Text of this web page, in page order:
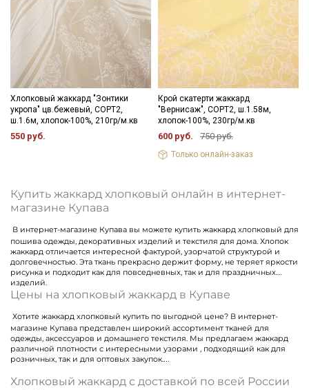
Хлопковый жаккард "Зонтики
укропа" цв.бежевый, СОРТ2,
ш.1.6м, хлопок-100%, 210гр/м.кв
550 руб.
Крой скатерти жаккард
"Вернисаж", СОРТ2, ш.1.58м,
хлопок-100%, 230гр/м.кв
600 руб. 750 руб.
Только онлайн-заказ
Купить жаккард хлопковый онлайн в интернет-
магазине Купава
В интернет-магазине Купава вы можете купить жаккард хлопковый для
пошива одежды, декоративных изделий и текстиля для дома. Хлопок
жаккард отличается интересной фактурой, узорчатой структурой и
долговечностью. Эта ткань прекрасно держит форму, не теряет яркости
рисунка и подходит как для повседневных, так и для праздничных
изделий.
Цены на хлопковый жаккард в Купаве
Хотите жаккард хлопковый купить по выгодной цене? В интернет-
магазине Купава представлен широкий ассортимент тканей для
одежды, аксессуаров и домашнего текстиля. Мы предлагаем жаккард
различной плотности с интересными узорами , подходящий как для
розничных, так и для оптовых закупок.
Хлопковый жаккард с доставкой по всей России